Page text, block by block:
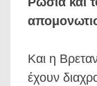
Και η
έχουν